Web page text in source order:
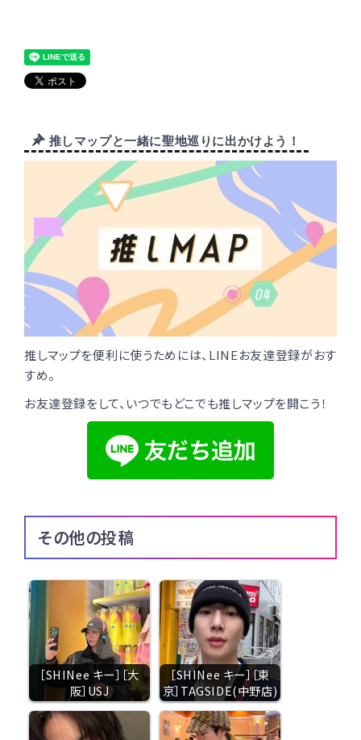
推しマップと一緒に聖地巡りに出かけよう！
推しマップを便利に使うためには、LINEお友達登録がおす
すめ。
お友達登録をして、いつでもどこでも推しマップを開こう！
その他の投稿
［SHINee キー］［大
阪］USJ
［SHINee キー］［東
京］TAGSIDE(中野店)